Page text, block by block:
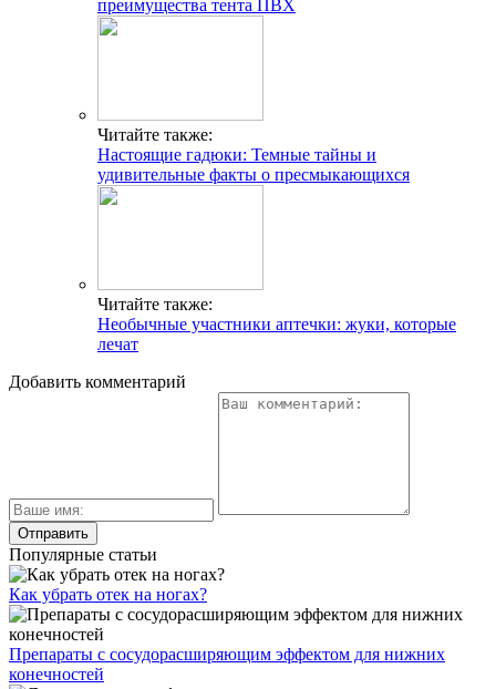
преимущества тента ПВХ
Читайте также:
Настоящие гадюки: Темные тайны и
удивительные факты о пресмыкающихся
Читайте также:
Необычные участники аптечки: жуки, которые
лечат
Добавить комментарий
Популярные статьи
Как убрать отек на ногах?
Препараты с сосудорасширяющим эффектом для нижних
конечностей